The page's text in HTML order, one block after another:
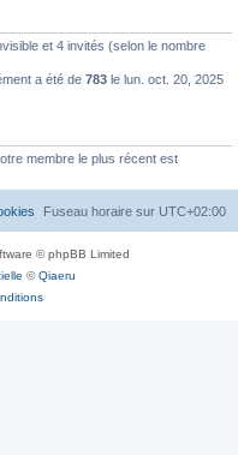
et 4 invités (selon le nombre
a été de 783 le lun. oct. 20, 2025
membre le plus récent est
Fuseau horaire sur UTC+02:00
© phpBB Limited
©Qiaeru